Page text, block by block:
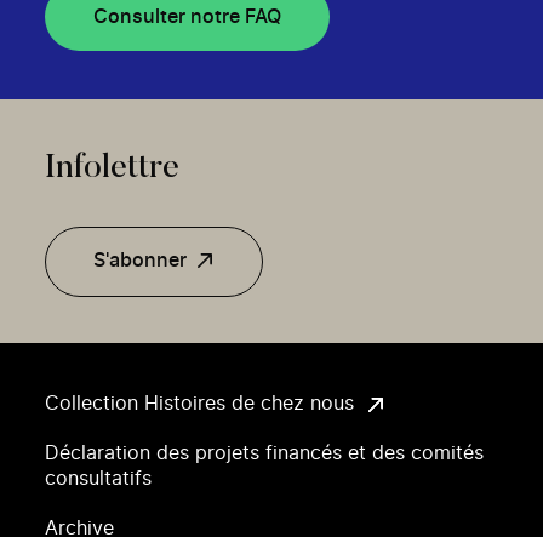
Collection Histoires de chez nous
Déclaration des projets financés et des comités
consultatifs
Archive
Consulter notre FAQ
Infolettre
S'abonner